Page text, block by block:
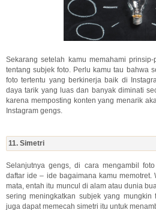
Sekarang setelah kamu memahami
tentang subjek foto. Perlu kamu tau bahwa
foto tertentu yang berkinerja baik di
daya tarik yang luas dan banyak diminati
karena memposting konten yang menarik
Instagram gengs.
11. Simetri
Selanjutnya gengs, di cara mengambil
daftar ide – ide bagaimana kamu memotret.
mata, entah itu muncul di alam atau dunia
sering meningkatkan subjek yang mungkin
juga dapat memecah simetri itu untuk